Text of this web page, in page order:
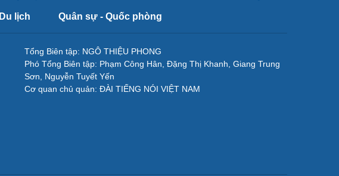
Du lịch Quân sự - Quốc phòng
Tổng Biên tập: NGÔ THIỆU PHONG
Phó Tổng Biên tập: Phạm Công Hân, Đặng Thị Khanh, Giang Trung
Sơn, Nguyễn Tuyết Yến
Cơ quan chủ quản: ĐÀI TIẾNG NÓI VIỆT NAM